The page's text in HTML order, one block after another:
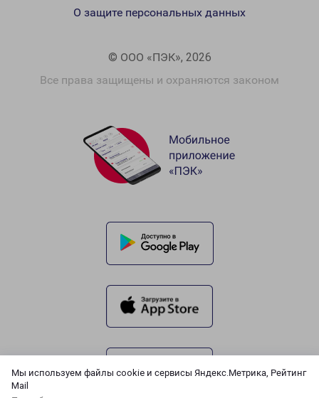
Мы используем файлы cookie и сервисы Яндекс.Метрика, Рейтинг
Mail
© ООО «ПЭК», 2026
Все права защищены и охраняются законом
О защите персональных данных